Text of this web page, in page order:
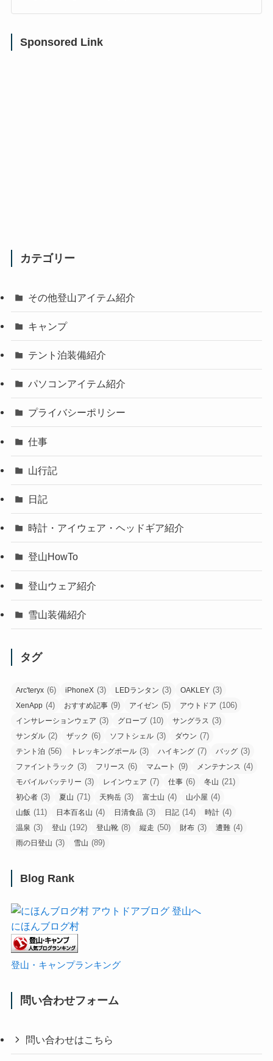
Sponsored Link
カテゴリー
その他登山アイテム紹介
キャンプ
テント泊装備紹介
パソコンアイテム紹介
プライバシーポリシー
仕事
山行記
日記
時計・アイウェア・ヘッドギア紹介
登山HowTo
登山ウェア紹介
雪山装備紹介
タグ
Arc'teryx (6) iPhoneX (3) LEDランタン (3) OAKLEY (3)
XenApp (4) おすすめ記事 (9) アイゼン (5) アウトドア (106)
インサレーションウェア (3) グローブ (10) サングラス (3)
サンダル (2) ザック (6) ソフトシェル (3) ダウン (7)
テント泊 (56) トレッキングポール (3) ハイキング (7) バッグ (3)
ファイントラック (3) フリース (6) マムート (9) メンテナンス (4)
モバイルバッテリー (3) レインウェア (7) 仕事 (6) 冬山 (21)
初心者 (3) 夏山 (71) 天狗岳 (3) 富士山 (4) 山小屋 (4)
山飯 (11) 日本百名山 (4) 日清食品 (3) 日記 (14) 時計 (4)
温泉 (3) 登山 (192) 登山靴 (8) 縦走 (50) 財布 (3) 遭難 (4)
雨の日登山 (3) 雪山 (89)
Blog Rank
にほんブログ村
登山・キャンプランキング
問い合わせフォーム
問い合わせはこちら